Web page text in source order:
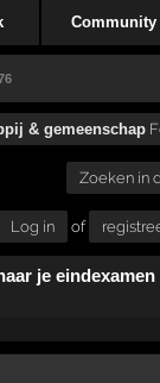
Community
& gemeenschap
Zoeken in
Log in of
je